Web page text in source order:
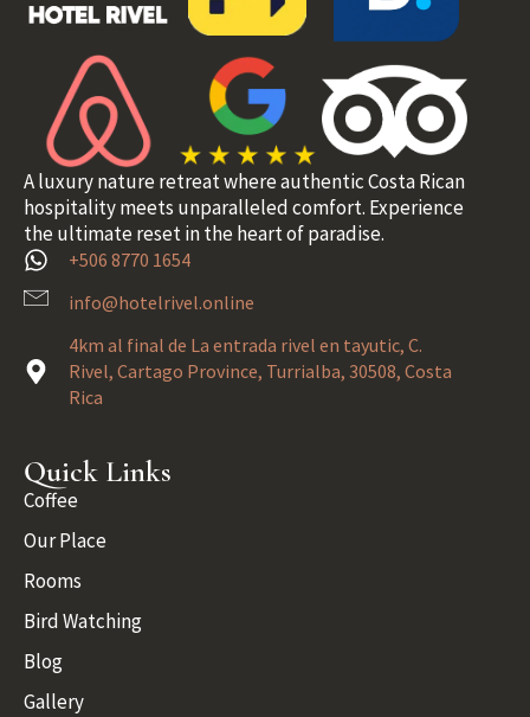
A luxury nature retreat where authentic Costa Rican
hospitality meets unparalleled comfort. Experience
the ultimate reset in the heart of paradise.
+506 8770 1654
info@hotelrivel.online
4km al final de La entrada rivel en tayutic, C.
Rivel, Cartago Province, Turrialba, 30508, Costa
Rica
Quick Links
Coffee
Our Place
Rooms
Bird Watching
Blog
Gallery